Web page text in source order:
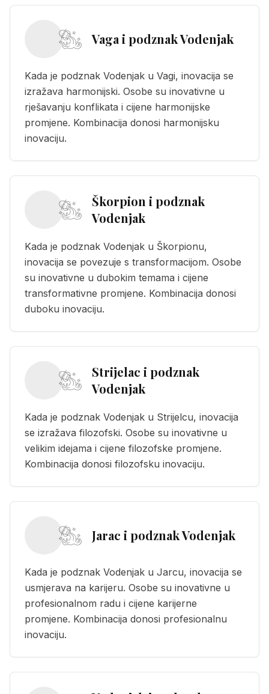
Vaga i podznak Vodenjak
Kada je podznak Vodenjak u Vagi, inovacija se
izražava harmonijski. Osobe su inovativne u
rješavanju konflikata i cijene harmonijske
promjene. Kombinacija donosi harmonijsku
inovaciju.
Škorpion i podznak
Vodenjak
Kada je podznak Vodenjak u Škorpionu,
inovacija se povezuje s transformacijom. Osobe
su inovativne u dubokim temama i cijene
transformativne promjene. Kombinacija donosi
duboku inovaciju.
Strijelac i podznak
Vodenjak
Kada je podznak Vodenjak u Strijelcu, inovacija
se izražava filozofski. Osobe su inovativne u
velikim idejama i cijene filozofske promjene.
Kombinacija donosi filozofsku inovaciju.
Jarac i podznak Vodenjak
Kada je podznak Vodenjak u Jarcu, inovacija se
usmjerava na karijeru. Osobe su inovativne u
profesionalnom radu i cijene karijerne
promjene. Kombinacija donosi profesionalnu
inovaciju.